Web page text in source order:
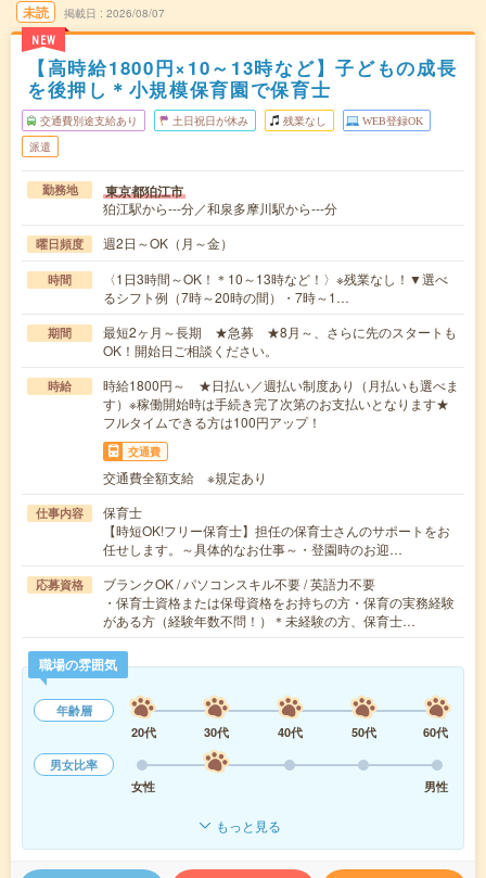
未読
NEW
掲載日 2026/08/07
【高時給1800円×10～13時など】子どもの成長
を後押し＊小規模保育園で保育士
交通費別途支給あり 土日祝日が休み 残業なし WEB登録OK
派遣
勤務地 東京都狛江市
狛江駅から---分／和泉多摩川駅から---分
曜日頻度 週2日～OK（月～金）
時間
〈1日3時間～OK！＊10～13時など！〉※残業なし！▼選べ
るシフト例（7時～20時の間）・7時～1…
期間
最短2ヶ月～長期 ★急募 ★8月～、さらに先のスタートも
OK！開始日ご相談ください。
時給
時給1800円～ ★日払い／週払い制度あり（月払いも選べま
す）※稼働開始時は手続き完了次第のお支払いとなります★
フルタイムできる方は100円アップ！
交通費
交通費全額支給 ※規定あり
仕事内容
保育士
【時短OK!フリー保育士】担任の保育士さんのサポートをお
任せします。～具体的なお仕事～・登園時のお迎…
応募資格
ブランクOK / パソコンスキル不要 / 英語力不要
・保育士資格または保母資格をお持ちの方・保育の実務経験
がある方（経験年数不問！）＊未経験の方、保育士…
職場の雰囲気
年齢層
20代
30代 40代 50代
60代
男女比率
女性
男性
もっと見る